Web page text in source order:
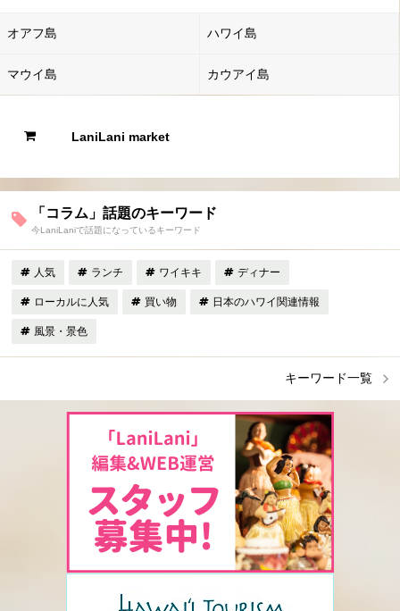
オアフ島 ハワイ島
マウイ島 カウアイ島
LaniLani market
「コラム」話題のキーワード
今LaniLaniで話題になっているキーワード
人気 ランチ ワイキキ ディナー
ローカルに人気 買い物 日本のハワイ関連情報
風景・景色
キーワード一覧